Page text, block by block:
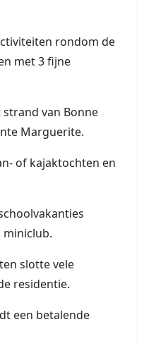
rondom de
met 3 fijne
van Bonne
Marguerite.
of kajaktochten en
miniclub.
slotte vele
residentie.
een betalende